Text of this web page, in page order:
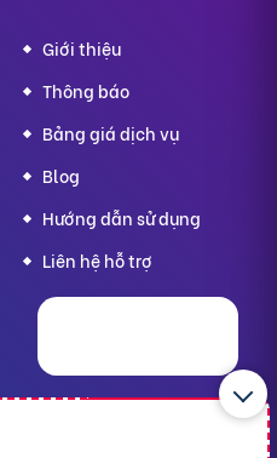
Giới thiệu
Thông báo
Bảng giá dịch vụ
Blog
Hướng dẫn sử dụng
Liên hệ hỗ trợ
Cần Thơ Today,